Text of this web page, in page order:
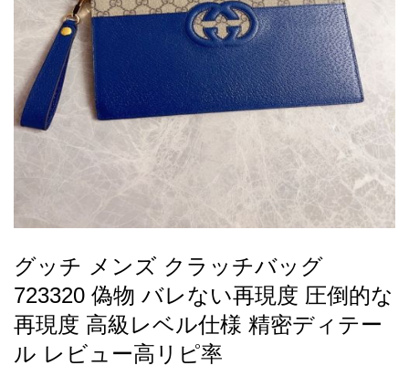
2026人気特集
バッグ
財布
時計
服
ズボン
衣装セット
靴
住まい用品
アクセサリー
ベルト
スカーフ
アイフォーンケ
ース
小物
お
す
す
め
商
品
グッチ メンズ クラッチバッグ
723320 偽物 バレない再現度 圧倒的な
再現度 高級レベル仕様 精密ディテー
ル レビュー高リピ率